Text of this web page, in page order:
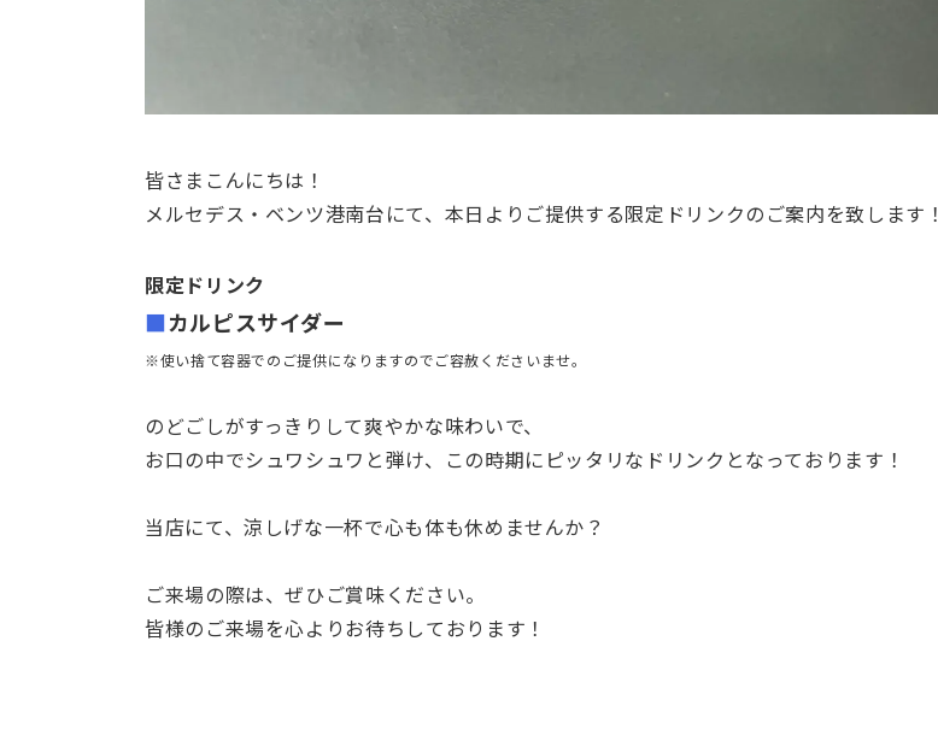
皆さまこんにちは！
メルセデス・ベンツ港南台にて、本日よりご提供する限定ドリンクのご案内を致します！
限定ドリンク
■カルピスサイダー
※使い捨て容器でのご提供になりますのでご容赦くださいませ。
のどごしがすっきりして爽やかな味わいで、
お口の中でシュワシュワと弾け、この時期にピッタリなドリンクとなっております！
当店にて、涼しげな一杯で心も体も休めませんか？
ご来場の際は、ぜひご賞味ください。
皆様のご来場を心よりお待ちしております！